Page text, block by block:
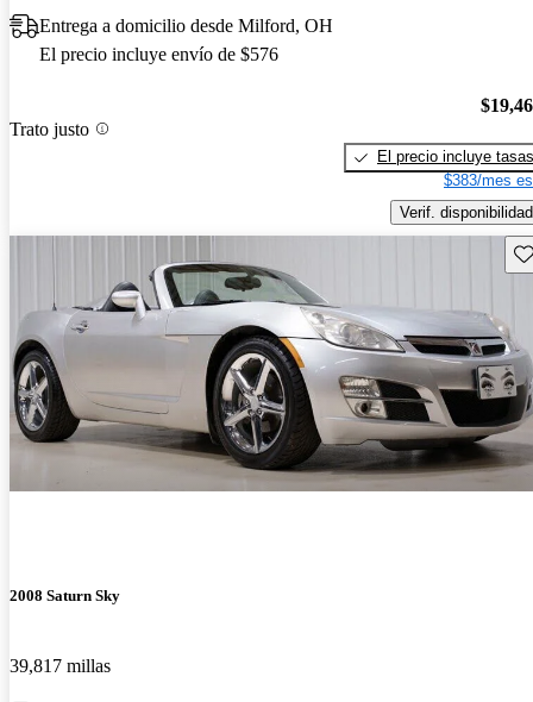
Entrega a domicilio desde Milford, OH
El precio incluye envío de $576
Trato justo
El precio incluye tasas
$383/mes
Verif. disponibilidad
2008 Saturn Sky
39,817 millas